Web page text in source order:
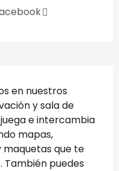
en nuestros
y sala de
e intercambia
mapas,
maquetas que te
También puedes